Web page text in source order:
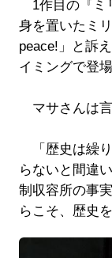
1作目の『ミ
身を置いたミ
peace!」と訴
イミングで登
マサさんは言
「歴史は繰
らないと間違
制収容所の事
らこそ、歴史